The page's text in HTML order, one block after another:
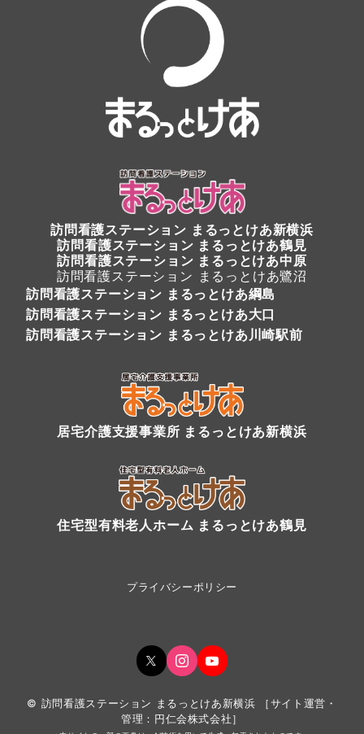
訪問看護ステーション まるっとけあ新横浜
訪問看護ステーション まるっとけあ鶴見
訪問看護ステーション まるっとけあ中原
訪問看護ステーション まるっとけあ鷺沼
訪問看護ステーション まるっとけあ綱島
訪問看護ステーション まるっとけあ大口
訪問看護ステーション まるっとけあ川崎駅前
居宅介護支援事業所 まるっとけあ新横浜
住宅型有料老人ホーム まるっとけあ鶴見
プライバシーポリシー
© 訪問看護ステーション まるっとけあ新横浜 ［ サイト運営・
管理：円仁会株式会社 ］